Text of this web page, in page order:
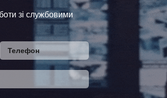
зі службовими